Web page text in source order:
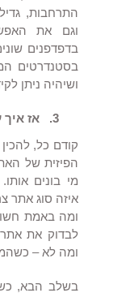
התרחבות,
וגם את
בדפדפנים
בסטנדרטים
ושיהיה ניתן
3.
אז
קודם כל,
הפיזית של
מי בונים
איזה סוג אתר
ומה באמת
לבדוק את
ומה לא –
בשלב הבא,